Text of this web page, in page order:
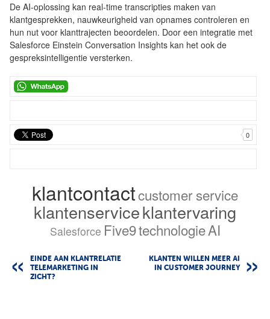
De AI-oplossing kan real-time transcripties maken van
klantgesprekken, nauwkeurigheid van opnames controleren en
hun nut voor klanttrajecten beoordelen. Door een integratie met
Salesforce Einstein Conversation Insights kan het ook de
gespreksintelligentie versterken.
0
klantcontactcustomer service
klantenserviceklantervaring
Salesforce Five9technologieAI
EINDE AAN KLANTRELATIE
TELEMARKETING IN
ZICHT?
KLANTEN WILLEN MEER AI
IN CUSTOMER JOURNEY